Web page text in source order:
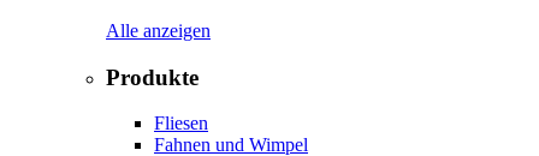
Alle anzeigen
Produkte
Fliesen
Fahnen und Wimpel